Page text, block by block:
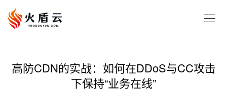
高防CDN的实战：如何在DDoS与CC攻击
下保持“业务在线”